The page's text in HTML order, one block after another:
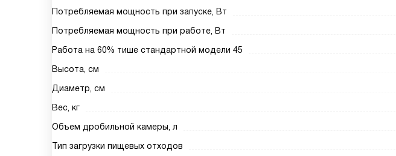
Потребляемая мощность при запуске, Вт
Потребляемая мощность при работе, Вт
Работа на 60% тише стандартной модели 45
Высота, см
Диаметр, см
Вес, кг
Объем дробильной камеры, л
Тип загрузки пищевых отходов